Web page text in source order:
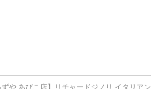
ずや あびこ店】リチャードジノリ イタリアン